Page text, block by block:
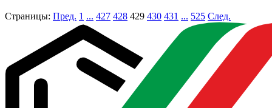
Страницы: Пред. 1 ... 427 428 429 430 431 ... 525 След.